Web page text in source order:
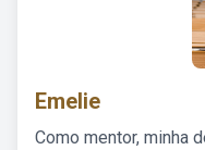
Emelie
Como mentor, minha